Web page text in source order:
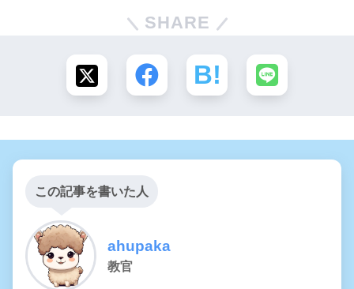
SHARE
この記事を書いた人
ahupaka
教官